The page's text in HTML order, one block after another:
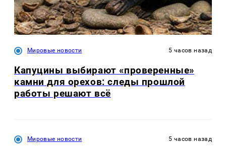
Мировые новости 5 часов назад
Капуцины выбирают «проверенные»
камни для орехов: следы прошлой
работы решают всё
Мировые новости 5 часов назад